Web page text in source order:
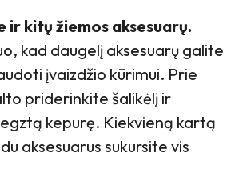
ir kitų žiemos aksesuarų.
kad daugelį aksesuarų galite
įvaizdžio kūrimui. Prie
priderinkite šalikėlį ir
kepurę. Kiekvieną kartą
aksesuarus sukursite vis